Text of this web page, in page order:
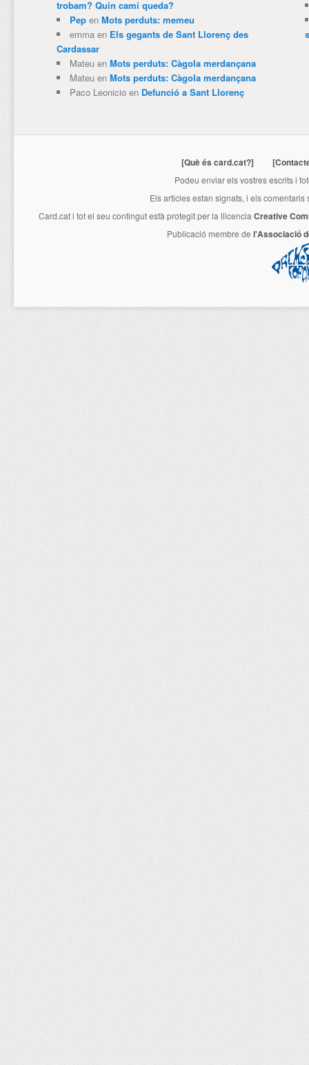
trobam? Quin camí queda?
Pepen Mots perduts: memeu
emmaen Els gegants de Sant Llorenç des
Cardassar
Mateuen Mots perduts: Càgola merdançana
Mateuen Mots perduts: Càgola merdançana
Paco Leonicioen Defunció a Sant Llorenç
[Què és card.cat?]
Podeu enviar els vostres escrits i
Els articles estan signats, i els
Card.cati tot el seu contingut està protegit per la llicenciaCreative
Publicació membre de l'Associació